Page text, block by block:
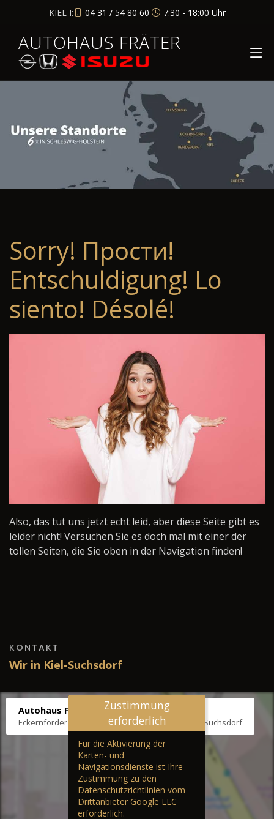
KIEL I: 04 31 / 54 80 60 7:30 - 18:00 Uhr
AUTOHAUS FRÄTER
Sorry! Прости!
Entschuldigung! Lo
siento! Désolé!
Also, das tut uns jetzt echt leid, aber diese Seite gibt es
leider nicht! Versuchen Sie es doch mal mit einer der
tollen Seiten, die Sie oben in der Navigation finden!
KONTAKT
Wir in Kiel-Suchsdorf
Autohaus Fräter
Eckernförder Str. /Klausbrooker Weg 1, 24107 Kiel-Suchsdorf
Zustimmung
erforderlich
Für die Aktivierung der
Karten- und
Navigationsdienste ist Ihre
Zustimmung zu den
Datenschutzrichtlinien vom
Drittanbieter Google LLC
erforderlich.